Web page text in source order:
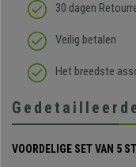
30 dagen
Veilig betalen
Het breedste
VOORDELIGE SET VAN 5